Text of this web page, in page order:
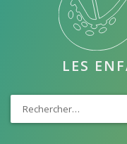
LES